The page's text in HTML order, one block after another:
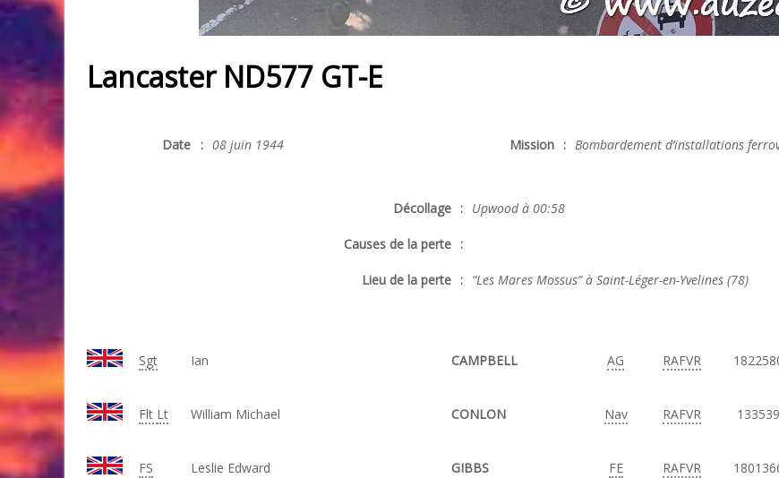
Lancaster ND577 GT-E
Date : 08 juin 1944 Mission : Bombardement d’installations
Décollage : Upwood à 00:58
Causes de la perte :
Lieu de la perte : “Les Mares Mossus” à Saint-Léger-en-Yvelines (78)
Sgt Ian CAMPBELL AG RAFVR
Flt Lt William Michael CONLON Nav RAFVR 133539
FS Leslie Edward GIBBS FE RAFVR